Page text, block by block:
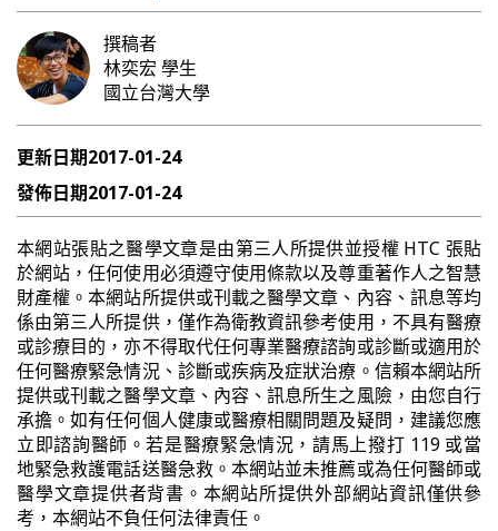
撰稿者
林奕宏 學生
國立台灣大學
更新日期2017-01-24
發佈日期2017-01-24
本網站張貼之醫學文章是由第三人所提供並授權 HTC 張貼
於網站，任何使用必須遵守使用條款以及尊重著作人之智慧
財產權。本網站所提供或刊載之醫學文章、內容、訊息等均
係由第三人所提供，僅作為衛教資訊參考使用，不具有醫療
或診療目的，亦不得取代任何專業醫療諮詢或診斷或適用於
任何醫療緊急情況、診斷或疾病及症狀治療。信賴本網站所
提供或刊載之醫學文章、內容、訊息所生之風險，由您自行
承擔。如有任何個人健康或醫療相關問題及疑問，建議您應
立即諮詢醫師。若是醫療緊急情況，請馬上撥打 119 或當
地緊急救護電話送醫急救。本網站並未推薦或為任何醫師或
醫學文章提供者背書。本網站所提供外部網站資訊僅供參
考，本網站不負任何法律責任。